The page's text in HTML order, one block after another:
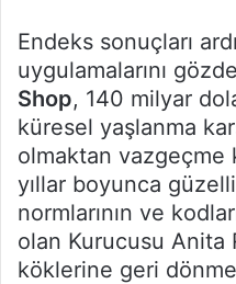
Endeks sonuçları
uygulamalarını
Shop, 140 milyar
küresel yaşlanma
olmaktan vazgeçme
yıllar boyunca
normlarının ve
olan Kurucusu Anita
köklerine geri